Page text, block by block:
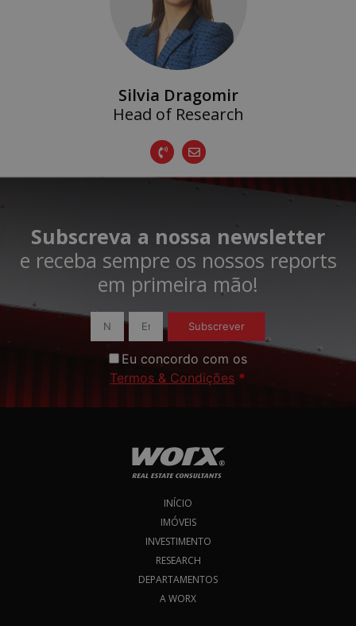
Silvia Dragomir
Head of Research
Subscreva a nossa newsletter
e receba sempre os nossos reports
em primeira mão!​
Subscrever
Eu concordo com os
Termos & Condições *
INÍCIO
IMÓVEIS
INVESTIMENTO
RESEARCH
DEPARTAMENTOS
A WORX